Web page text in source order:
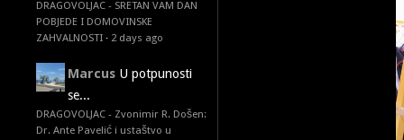
DRAGOVOLJAC - SRETAN VAM DAN
POBJEDE I DOMOVINSKE
ZAHVALNOSTI · 2 days ago
Marcus U potpunosti
se...
DRAGOVOLJAC - Zvonimir R. Došen:
Dr. Ante Pavelić i ustaštvo u